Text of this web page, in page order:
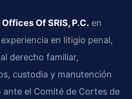
Offices Of SRIS, P.C. en
en litigio penal,
derecho familiar,
custodia y manutención
el Comité de Cortes de